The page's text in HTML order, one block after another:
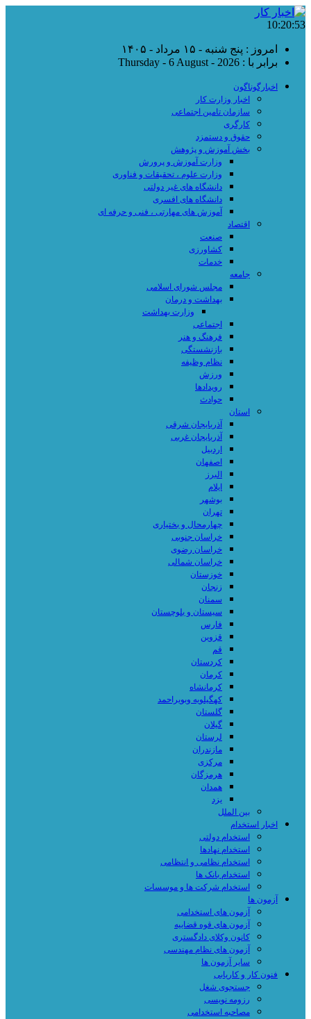
10:20:53
امروز : پنج شنبه - ۱۵ مرداد - ۱۴۰۵
برابر با : Thursday - 6 August - 2026
اخبارگوناگون
اخبار وزارت کار
سازمان تامین اجتماعی
کارگری
حقوق و دستمزد
بخش آموزش و پژوهش
وزارت آموزش و پرورش
وزارت علوم ، تحقیقات و فناوری
دانشگاه های غیر دولتی
دانشگاه های افسری
آموزش های مهارتی ، فنی و حرفه ای
اقتصاد
صنعت
کشاورزی
خدمات
جامعه
مجلس شورای اسلامی
بهداشت و درمان
وزارت بهداشت
اجتماعی
فرهنگ و هنر
بازنشستگی
نظام وظیفه
ورزش
رویدادها
حوادث
استان
آذربایجان شرقی
آذربایجان غربی
اردبیل
اصفهان
البرز
ایلام
بوشهر
تهران
چهارمحال و بختیاری
خراسان جنوبی
خراسان رضوی
خراسان شمالی
خوزستان
زنجان
سمنان
سیستان و بلوچستان
فارس
قزوین
قم
کردستان
کرمان
کرمانشاه
کهگیلویه وبویراحمد
گلستان
گیلان
لرستان
مازندران
مرکزی
هرمزگان
همدان
یزد
بین الملل
اخبار استخدام
استخدام دولتی
استخدام نهادها
استخدام نظامی و انتظامی
استخدام بانک ها
استخدام شرکت ها و موسسات
آزمون ها
آزمون های استخدامی
آزمون های قوه قضاییه
کانون وکلای دادگستری
آزمون های نظام مهندسی
سایر آزمون ها
فنون کار و کاریابی
جستجوی شغل
رزومه نویسی
مصاحبه استخدامی